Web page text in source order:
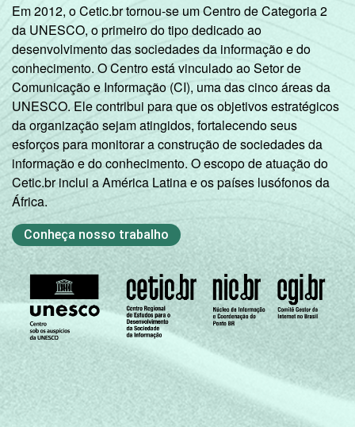
Em 2012, o Cetic.br tornou-se um Centro de Categoria 2
da UNESCO, o primeiro do tipo dedicado ao
desenvolvimento das sociedades da informação e do
conhecimento. O Centro está vinculado ao Setor de
Comunicação e Informação (CI), uma das cinco áreas da
UNESCO. Ele contribui para que os objetivos estratégicos
da organização sejam atingidos, fortalecendo seus
esforços para monitorar a construção de sociedades da
informação e do conhecimento. O escopo de atuação do
Cetic.br inclui a América Latina e os países lusófonos da
África.
Conheça nosso trabalho